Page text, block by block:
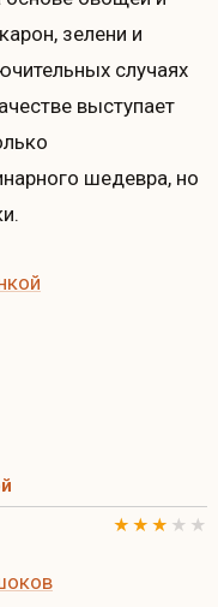
зелени и
случаях
выступает
шедевра, но